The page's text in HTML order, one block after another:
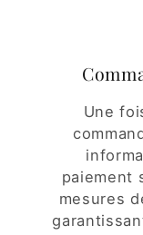
Une
paiement
mesures